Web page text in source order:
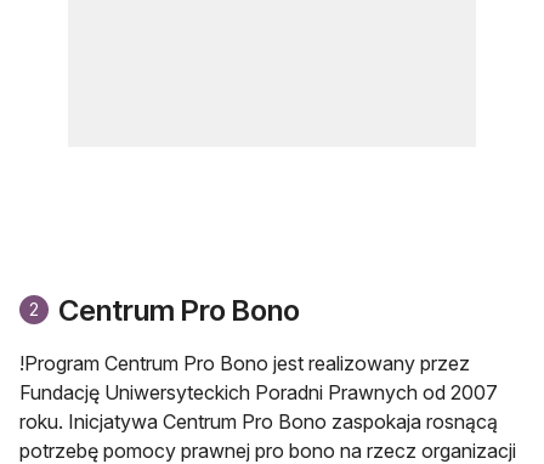
2 Centrum Pro Bono
!otwiera się w nowej karcie
Program Centrum Pro Bono jest realizowany przez
Fundację Uniwersyteckich Poradni Prawnych od 2007
roku. Inicjatywa Centrum Pro Bono zaspokaja rosnącą
potrzebę pomocy prawnej pro bono na rzecz organizacji